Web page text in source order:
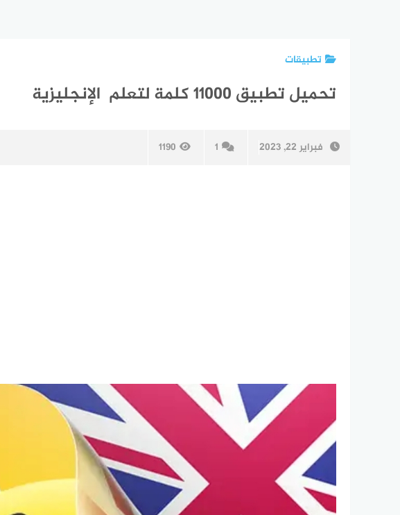
تطبيقات
تحميل تطبيق 11000 كلمة لتعلم الإنجليزية
فبراير 22, 2023 1
1190